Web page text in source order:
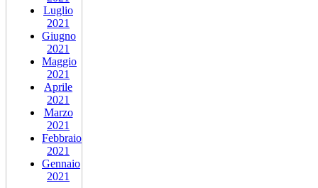
Luglio
2021
Giugno
2021
Maggio
2021
Aprile
2021
Marzo
2021
Febbraio
2021
Gennaio
2021